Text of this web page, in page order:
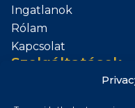
Ingatlanok
Rólam
Kapcsolat
Szolgáltatások